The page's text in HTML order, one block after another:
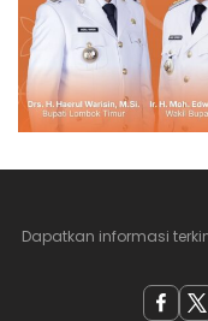
Dapatkan informasi